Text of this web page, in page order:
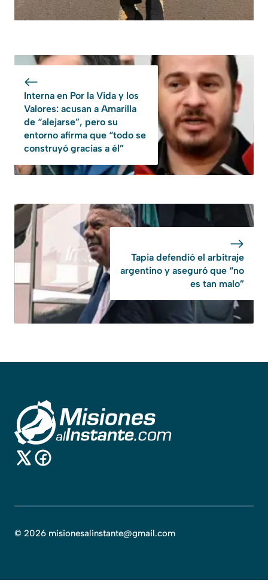
Interna en Por la Vida y los
Valores: acusan a Amarilla
de “alejarse”, pero su
entorno afirma que “todo se
construyó gracias a él”
Tapia defendió el arbitraje
argentino y aseguró que “no
es tan malo”
© 2026 misionesalinstante@gmail.com